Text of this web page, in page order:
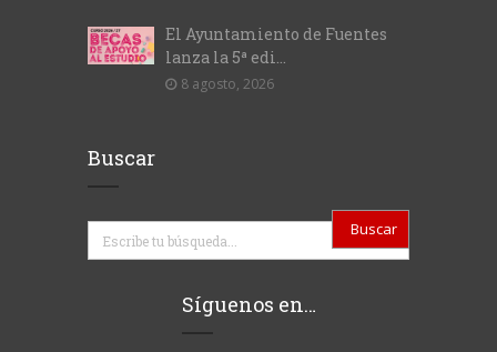
El Ayuntamiento de Fuentes
lanza la 5ª edi...
8 agosto, 2026
Buscar
Buscar
Síguenos en…